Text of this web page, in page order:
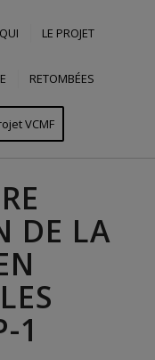
QUI LE PROJET
RETOMBÉES
VCMF
DE LA
1